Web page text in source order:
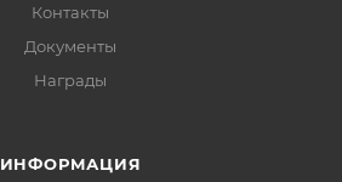
Контакты
Документы
Награды
ИНФОРМАЦИЯ